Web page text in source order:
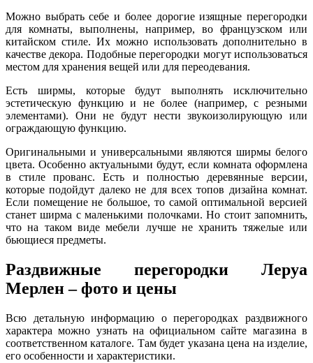
Можно выбрать себе и более дорогие изящные перегородки
для комнаты, выполнены, например, во французском или
китайском стиле. Их можно использовать дополнительно в
качестве декора. Подобные перегородки могут использоваться
местом для хранения вещей или для переодевания.
Есть ширмы, которые будут выполнять исключительно
эстетическую функцию и не более (например, с резными
элементами). Они не будут нести звукоизолирующую или
ограждающую функцию.
Оригинальными и универсальными являются ширмы белого
цвета. Особенно актуальными будут, если комната оформлена
в стиле прованс. Есть и полностью деревянные версии,
которые подойдут далеко не для всех топов дизайна комнат.
Если помещение не большое, то самой оптимальной версией
станет ширма с маленькими полочками. Но стоит запомнить,
что на таком виде мебели лучше не хранить тяжелые или
бьющиеся предметы.
Раздвижные перегородки Леруа
Мерлен – фото и цены
Всю детальную информацию о перегородках раздвижного
характера можно узнать на официальном сайте магазина в
соответственном каталоге. Там будет указана цена на изделие,
его особенности и характеристики.